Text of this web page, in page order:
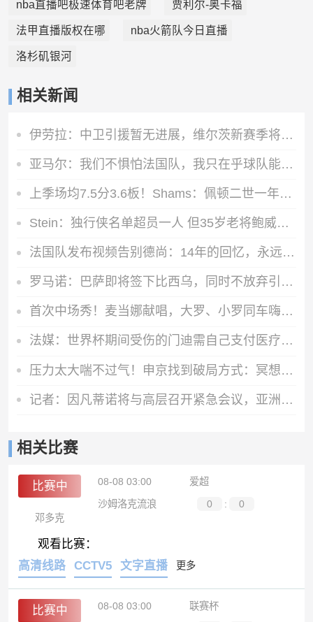
nba直播吧极速体育吧老牌 贾利尔-奥卡福
法甲直播版权在哪 nba火箭队今日直播
洛杉矶银河
相关新闻
伊劳拉：中卫引援暂无进展，维尔茨新赛季将出任前腰
亚马尔：我们不惧怕法国队，我只在乎球队能继续前进
上季场均7.5分3.6板！Shams：佩顿二世一年390万合同重返勇士
Stein：独行侠名单超员一人 但35岁老将鲍威尔希望至少再战一季
法国队发布视频告别德尚：14年的回忆，永远铭刻，谢谢您
罗马诺：巴萨即将签下比西乌，同时不放弃引进阿尔瓦雷斯
首次中场秀！麦当娜献唱，大罗、小罗同车嗨翻了 夏奇拉比伯登场
法媒：世界杯期间受伤的门迪需自己支付医疗费，因足协未购买保险
压力太大喘不过气！申京找到破局方式：冥想+远离社交媒体
记者：因凡蒂诺将与高层召开紧急会议，亚洲是他争选票的关键阵地
相关比赛
比赛中 08-08 03:00
爱超
沙姆洛克流浪
0 :
0
邓多克
观看比赛：
高清线路
CCTV5 文字直播 更多
比赛中 08-08 03:00
联赛杯